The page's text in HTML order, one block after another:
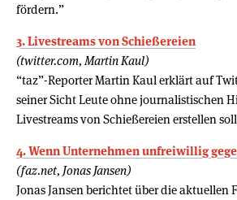
fördern.”
3. Livestreams von Schießereien
(twitter.com, Martin Kaul)
“taz”-Reporter Martin Kaul erklärt auf
seiner Sicht Leute ohne journalistischen
Livestreams von Schießereien erstellen
4. Wenn Unternehmen unfreiwillig
(faz.net, Jonas Jansen)
Jonas Jansen berichtet über die aktuellen